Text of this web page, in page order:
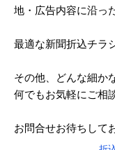
2023/11
2023/10
2023/08
地・広告内容に沿っ
最適な新聞折込チラ
その他、どんな細か
何でもお気軽にご相
お問合せお待ちして